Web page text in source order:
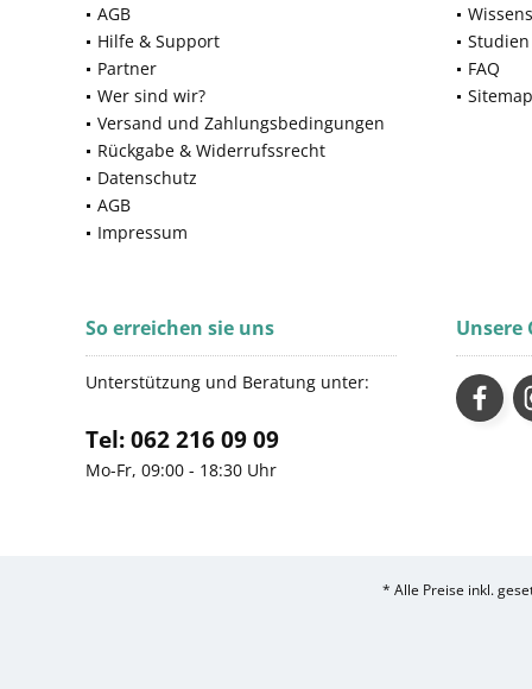
AGB
Hilfe & Support
Partner
Wer sind wir?
Versand und Zahlungsbedingungen
Rückgabe & Widerrufssrecht
Datenschutz
AGB
Impressum
Studien
FAQ
Sitemap
So erreichen sie uns
Unterstützung und Beratung unter:
Tel: 062 216 09 09
Mo-Fr, 09:00 - 18:30 Uhr
Unsere
* Alle Preise inkl.